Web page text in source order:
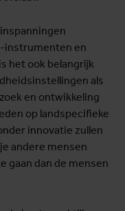
instrumenten en
het ook belangrijk
als
en ontwikkeling
op landspecifieke
innovatie zullen
andere mensen
gaan dan de mensen